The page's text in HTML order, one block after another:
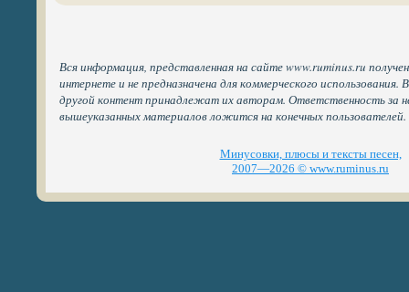
Вся информация, представленная на сайте www.ruminus.ru
интернете и не предназначена для коммерческого
другой контент принадлежат их авторам. Ответственность за
вышеуказанных материалов ложится на конечных пользователей.
Минусовки, плюсы и тексты песен,
2007—2026 © www.ruminus.ru